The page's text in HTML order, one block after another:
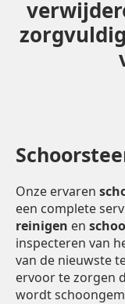
Onze ervaren
een complete
reinigen en
inspecteren van
van de nieuwste
ervoor te zorgen
wordt